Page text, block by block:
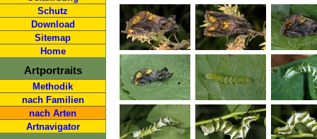
Schutz
Download
Sitemap
Home
Artportraits
Methodik
nach Familien
nach Arten
Artnavigator